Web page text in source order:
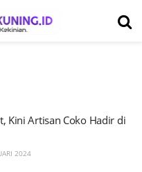
Kini Artisan Coko Hadir di
2024